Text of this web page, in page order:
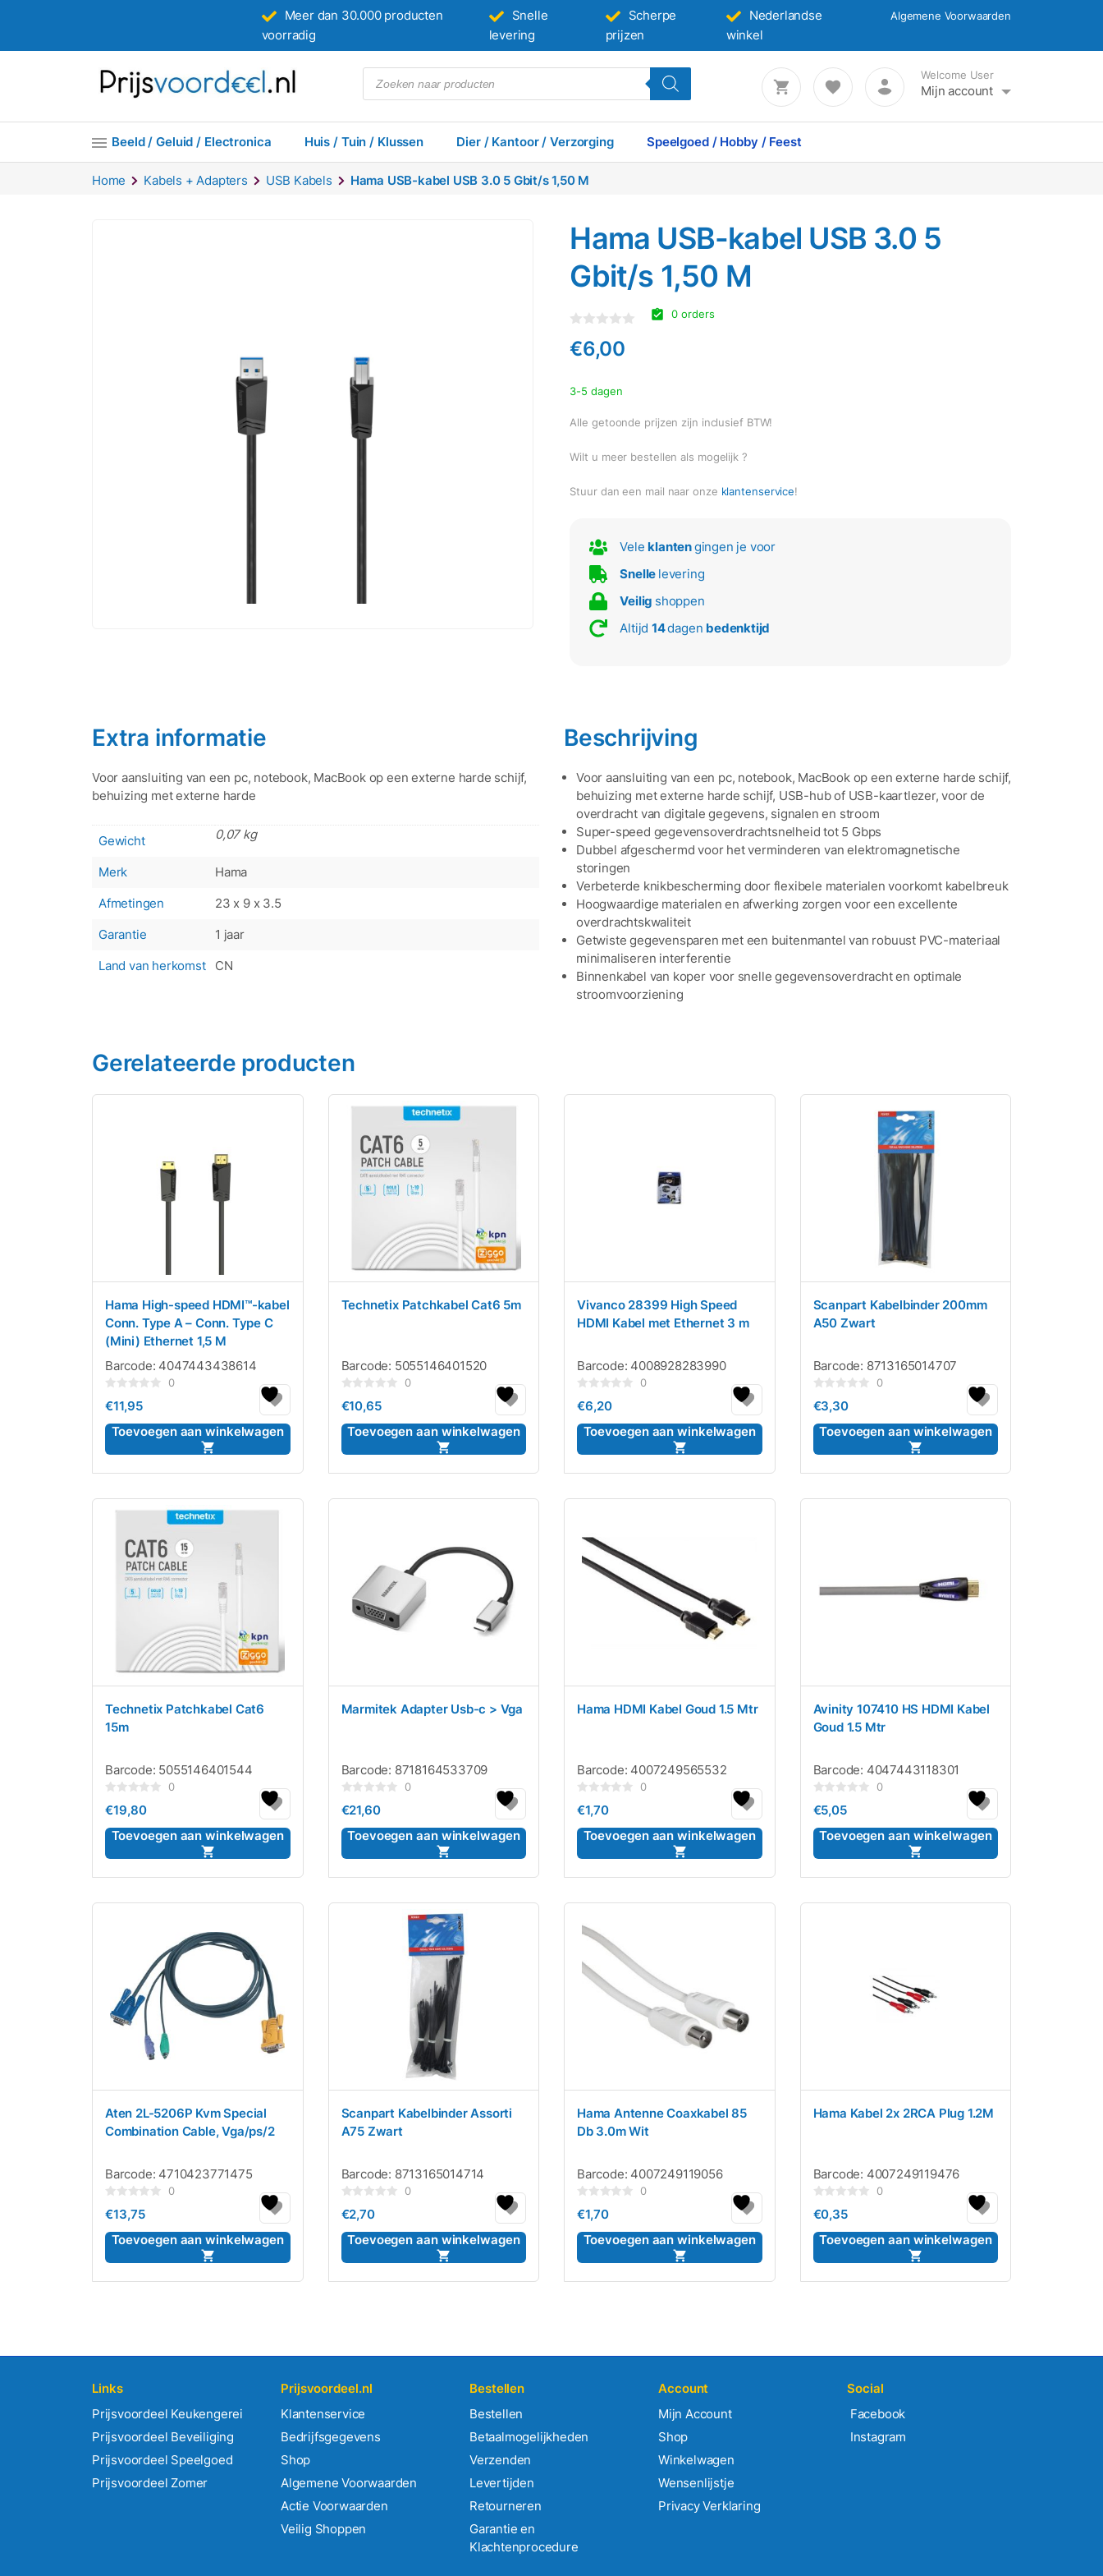
Meer dan 30.000 producten
voorradig
Snelle
levering
Scherpe
prijzen
Nederlandse
winkel
Algemene Voorwaarden
Welcome User
Mijn account
Beeld / Geluid / Electronica Huis / Tuin / Klussen Dier / Kantoor / Verzorging Speelgoed / Hobby / Feest
Home Kabels + Adapters USB Kabels Hama USB-kabel USB 3.0 5 Gbit/s 1,50 M
Hama USB-kabel USB 3.0 5
Gbit/s 1,50 M
0
uit
0 orders
€6,00
3-5 dagen
Alle getoonde prijzen zijn inclusief BTW!
Wilt u meer bestellen als mogelijk ?
Stuur dan een mail naar onze klantenservice!
Vele klantengingen je voor
Snelle levering
Veilig shoppen
Altijd14dagen bedenktijd
Extra informatie
Voor aansluiting van een pc, notebook, MacBook op een externe harde schijf,
behuizing met externe harde
Gewicht 0,07 kg
Merk
Hama
Afmetingen
23 x 9 x 3.5
Garantie
1 jaar
Land van herkomst
CN
Beschrijving
Voor aansluiting van een pc, notebook, MacBook op een externe harde schijf,
behuizing met externe harde schijf, USB-hub of USB-kaartlezer, voor de
overdracht van digitale gegevens, signalen en stroom
Super-speed gegevensoverdrachtsnelheid tot 5 Gbps
Dubbel afgeschermd voor het verminderen van elektromagnetische
storingen
Verbeterde knikbescherming door flexibele materialen voorkomt kabelbreuk
Hoogwaardige materialen en afwerking zorgen voor een excellente
overdrachtskwaliteit
Getwiste gegevensparen met een buitenmantel van robuust PVC-materiaal
minimaliseren interferentie
Binnenkabel van koper voor snelle gegevensoverdracht en optimale
stroomvoorziening
Gerelateerde producten
Hama High-speed HDMI™-kabel
Conn. Type A – Conn. Type C
(Mini) Ethernet 1,5 M
Barcode: 4047443438614
0
5
0
€11,95
Toevoegen aan winkelwagen
Technetix Patchkabel Cat6 5m
Barcode: 5055146401520
0
5
0
€10,65
Toevoegen aan winkelwagen
Vivanco 28399 High Speed
HDMI Kabel met Ethernet 3 m
Barcode: 4008928283990
0
5
0
€6,20
Toevoegen aan winkelwagen
Scanpart Kabelbinder 200mm
A50 Zwart
Barcode: 8713165014707
0
5
0
€3,30
Toevoegen aan winkelwagen
Technetix Patchkabel Cat6
15m
Barcode: 5055146401544
0
5
0
€19,80
Toevoegen aan winkelwagen
Marmitek Adapter Usb-c > Vga
Barcode: 8718164533709
0
5
0
€21,60
Toevoegen aan winkelwagen
Hama HDMI Kabel Goud 1.5 Mtr
Barcode: 4007249565532
0
5
0
€1,70
Toevoegen aan winkelwagen
Avinity 107410 HS HDMI Kabel
Goud 1.5 Mtr
Barcode: 4047443118301
0
5
0
€5,05
Toevoegen aan winkelwagen
Aten 2L-5206P Kvm Special
Combination Cable, Vga/ps/2
Barcode: 4710423771475
0
5
0
€13,75
Toevoegen aan winkelwagen
Scanpart Kabelbinder Assorti
A75 Zwart
Barcode: 8713165014714
0
5
0
€2,70
Toevoegen aan winkelwagen
Hama Antenne Coaxkabel 85
Db 3.0m Wit
Barcode: 4007249119056
0
5
0
€1,70
Toevoegen aan winkelwagen
Hama Kabel 2x 2RCA Plug 1.2M
Barcode: 4007249119476
0
5
0
€0,35
Toevoegen aan winkelwagen
Links
Prijsvoordeel Keukengerei
Prijsvoordeel Beveiliging
Prijsvoordeel Speelgoed
Prijsvoordeel Zomer
Prijsvoordeel.nl
Klantenservice
Bedrijfsgegevens
Shop
Algemene Voorwaarden
Actie Voorwaarden
Veilig Shoppen
Bestellen
Bestellen
Betaalmogelijkheden
Verzenden
Levertijden
Retourneren
Garantie en
Klachtenprocedure
Account
Mijn Account
Shop
Winkelwagen
Wensenlijstje
Privacy Verklaring
Social
Facebook
Instagram